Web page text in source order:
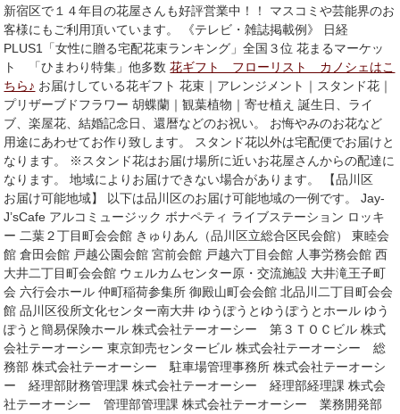
新宿区で１４年目の花屋さんも好評営業中！！ マスコミや芸能界のお
客様にもご利用頂いています。 《テレビ・雑誌掲載例》 日経
PLUS1「女性に贈る宅配花束ランキング」全国３位 花まるマーケッ
ト 「ひまわり特集」他多数花ギフト フローリスト カノシェはこ
ちら♪ お届けしている花ギフト 花束｜アレンジメント｜スタンド花｜
プリザーブドフラワー 胡蝶蘭｜観葉植物｜寄せ植え 誕生日、ライ
ブ、楽屋花、結婚記念日、還暦などのお祝い。 お悔やみのお花など
用途にあわせてお作り致します。 スタンド花以外は宅配便でお届けと
なります。 ※スタンド花はお届け場所に近いお花屋さんからの配達に
なります。 地域によりお届けできない場合があります。 【品川区
お届け可能地域】 以下は品川区のお届け可能地域の一例です。 Jay‐
J’sCafe アルコミュージック ボナペティ ライブステーション ロッキ
ー 二葉２丁目町会会館 きゅりあん（品川区立総合区民会館） 東睦会
館 倉田会館 戸越公園会館 宮前会館 戸越六丁目会館 人事労務会館 西
大井二丁目町会会館 ウェルカムセンター原・交流施設 大井滝王子町
会 六行会ホール 仲町稲荷参集所 御殿山町会会館 北品川二丁目町会会
館 品川区役所文化センター南大井 ゆうぽうとゆうぽうとホール ゆう
ぽうと簡易保険ホール 株式会社テーオーシー 第３ＴＯＣビル 株式
会社テーオーシー 東京卸売センタービル 株式会社テーオーシー 総
務部 株式会社テーオーシー 駐車場管理事務所 株式会社テーオーシ
ー 経理部財務管理課 株式会社テーオーシー 経理部経理課 株式会
社テーオーシー 管理部管理課 株式会社テーオーシー 業務開発部